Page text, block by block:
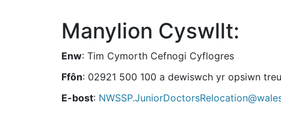
Manylion Cyswllt:
Enw: Tim Cymorth Cefnogi Cyflogres
Ffôn: 02921 500 100 a dewiswch yr opsiwn
E-bost: